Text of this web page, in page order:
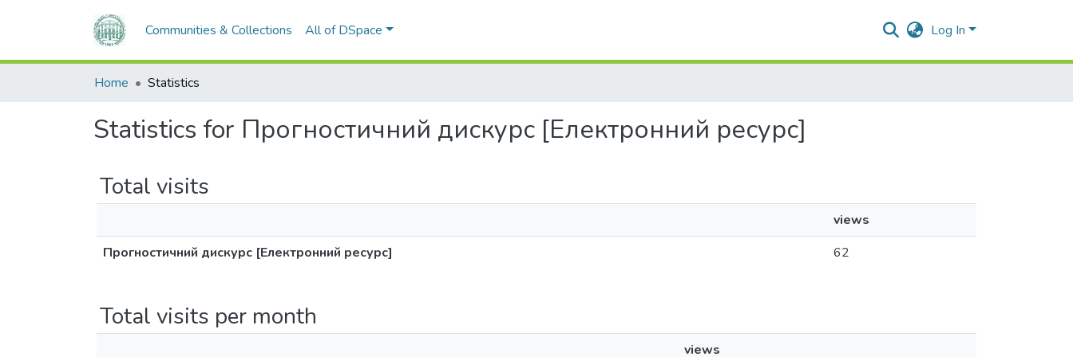
Communities & Collections All of DSpace Log In
Home Statistics
Statistics for Прогностичний дискурс [Електронний ресурс]
Total visits
views
Прогностичний дискурс [Електронний ресурс]
62
Total visits per month
views